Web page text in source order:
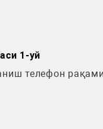
1-уй
телефон